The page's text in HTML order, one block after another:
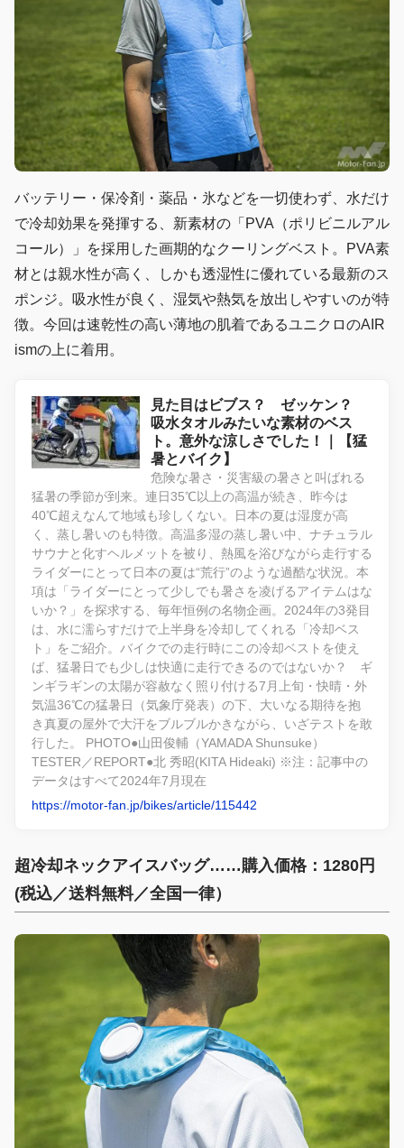
バッテリー・保冷剤・薬品・氷などを一切使わず、水だけ
で冷却効果を発揮する、新素材の「PVA（ポリビニルアル
コール）」を採用した画期的なクーリングベスト。PVA素
材とは親水性が高く、しかも透湿性に優れている最新のス
ポンジ。吸水性が良く、湿気や熱気を放出しやすいのが特
徴。今回は速乾性の高い薄地の肌着であるユニクロのAIR
ismの上に着用。
見た目はビブス？ ゼッケン？
吸水タオルみたいな素材のベス
ト。意外な涼しさでした！｜【猛
暑とバイク】
危険な暑さ・災害級の暑さと叫ばれる
猛暑の季節が到来。連日35℃以上の高温が続き、昨今は
40℃超えなんて地域も珍しくない。日本の夏は湿度が高
く、蒸し暑いのも特徴。高温多湿の蒸し暑い中、ナチュラル
サウナと化すヘルメットを被り、熱風を浴びながら走行する
ライダーにとって日本の夏は“荒行”のような過酷な状況。本
項は「ライダーにとって少しでも暑さを凌げるアイテムはな
いか？」を探求する、毎年恒例の名物企画。2024年の3発目
は、水に濡らすだけで上半身を冷却してくれる「冷却ベス
ト」をご紹介。バイクでの走行時にこの冷却ベストを使え
ば、猛暑日でも少しは快適に走行できるのではないか？ ギ
ンギラギンの太陽が容赦なく照り付ける7月上旬・快晴・外
気温36℃の猛暑日（気象庁発表）の下、大いなる期待を抱
き真夏の屋外で大汗をブルブルかきながら、いざテストを敢
行した。 PHOTO●山田俊輔（YAMADA Shunsuke）
TESTER／REPORT●北 秀昭(KITA Hideaki) ※注：記事中の
データはすべて2024年7月現在
https://motor-fan.jp/bikes/article/115442
超冷却ネックアイスバッグ……購入価格：1280円
(税込／送料無料／全国一律）